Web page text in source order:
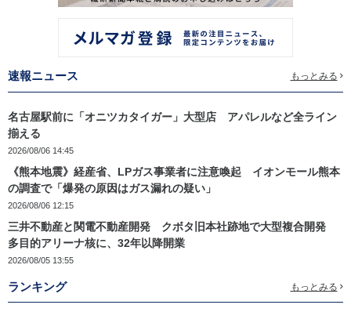
速報ニュース もっとみる
名古屋駅前に「オニツカタイガー」大型店 アパレルなど全ライン
揃える
2026/08/06 14:45
《熊本地震》経産省、LPガス事業者に注意喚起 イオンモール熊本
の調査で「爆発の原因はガス漏れの疑い」
2026/08/06 12:15
三井不動産と関電不動産開発 クボタ旧本社跡地で大型複合開発
多目的アリーナ核に、32年以降開業
2026/08/05 13:55
ランキング もっとみる